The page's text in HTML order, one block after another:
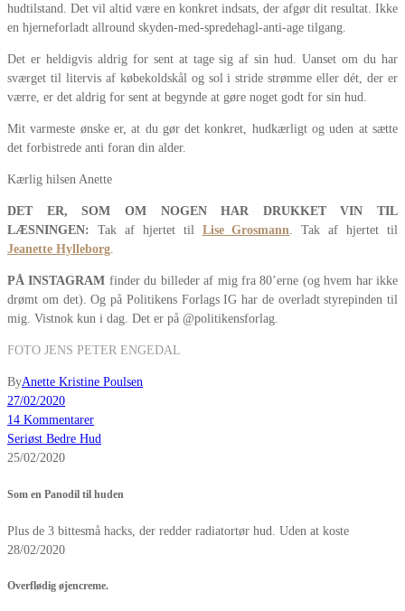
hudtilstand. Det vil altid være en konkret indsats, der afgør dit resultat. Ikke
en hjerneforladt allround skyden-med-spredehagl-anti-age tilgang.
Det er heldigvis aldrig for sent at tage sig af sin hud. Uanset om du har
sværget til litervis af købekoldskål og sol i stride strømme eller dét, der er
værre, er det aldrig for sent at begynde at gøre noget godt for sin hud.
Mit varmeste ønske er, at du gør det konkret, hudkærligt og uden at sætte
det forbistrede anti foran din alder.
Kærlig hilsen Anette
DET ER, SOM OM NOGEN HAR DRUKKET VIN TIL
LÆSNINGEN: Tak af hjertet til Lise Grosmann. Tak af hjertet til
Jeanette Hylleborg.
PÅ INSTAGRAM finder du billeder af mig fra 80’erne (og hvem har ikke
drømt om det). Og på Politikens Forlags IG har de overladt styrepinden til
mig. Vistnok kun i dag. Det er på @politikensforlag.
FOTO JENS PETER ENGEDAL
ByAnette Kristine Poulsen
27/02/2020
14 Kommentarer
Seriøst Bedre Hud
25/02/2020
Som en Panodil til huden
Plus de 3 bittesmå hacks, der redder radiatortør hud. Uden at koste
28/02/2020
Overflødig øjencreme.